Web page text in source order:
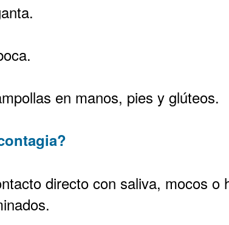
en manos, pies y glúteos.
directo con saliva, mocos o